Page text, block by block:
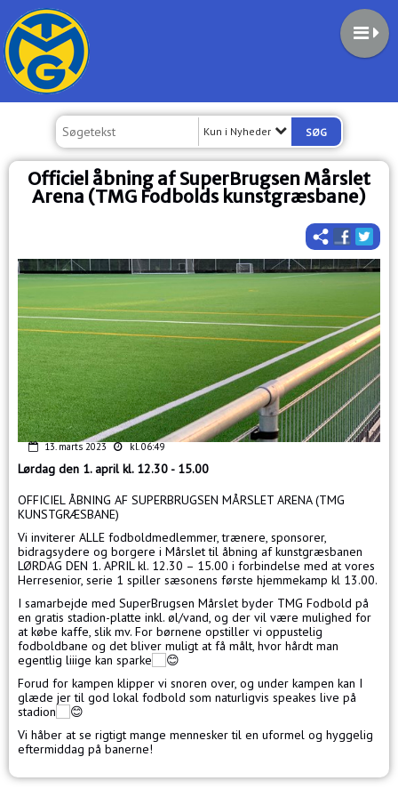
Kun i Nyheder
Officiel åbning af SuperBrugsen Mårslet
Arena (TMG Fodbolds kunstgræsbane)
13. marts 2023 kl. 06:49
Lørdag den 1. april kl. 12.30 - 15.00
OFFICIEL ÅBNING AF SUPERBRUGSEN MÅRSLET ARENA (TMG
KUNSTGRÆSBANE)
Vi inviterer ALLE fodboldmedlemmer, trænere, sponsorer,
bidragsydere og borgere i Mårslet til åbning af kunstgræsbanen
LØRDAG DEN 1. APRIL kl. 12.30 – 15.00 i forbindelse med at vores
Herresenior, serie 1 spiller sæsonens første hjemmekamp kl 13.00.
I samarbejde med SuperBrugsen Mårslet byder TMG Fodbold på
en gratis stadion-platte inkl. øl/vand, og der vil være mulighed for
at købe kaffe, slik mv. For børnene opstiller vi oppustelig
fodboldbane og det bliver muligt at få målt, hvor hårdt man
egentlig liiige kan sparke
Forud for kampen klipper vi snoren over, og under kampen kan I
glæde jer til god lokal fodbold som naturligvis speakes live på
stadion
Vi håber at se rigtigt mange mennesker til en uformel og hyggelig
eftermiddag på banerne!